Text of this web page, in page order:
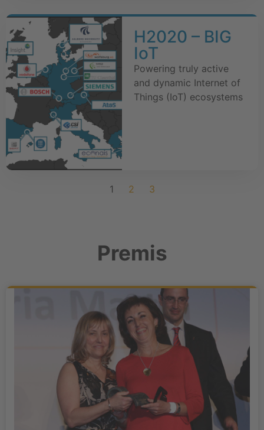
H2020 – BIG
IoT
Powering truly active
and dynamic Internet of
Things (IoT) ecosystems
1 2 3
Premis